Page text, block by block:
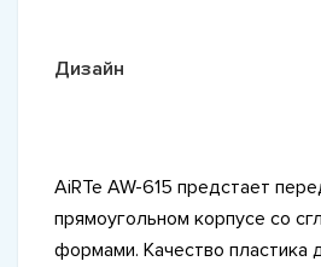
Дизайн
AiRTe AW-615 предстает
прямоугольном корпусе со
формами. Качество пластика